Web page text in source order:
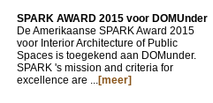
SPARK AWARD 2015 voor DOMUnder
De Amerikaanse SPARK Award 2015
voor Interior Architecture of Public
Spaces is toegekend aan DOMunder.
SPARK 's mission and criteria for
excellence are ...[meer]